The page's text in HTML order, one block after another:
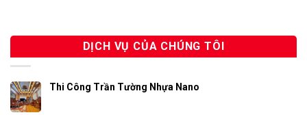
DỊCH VỤ CỦA CHÚNG TÔI
Thi Công Trần Tường Nhựa Nano